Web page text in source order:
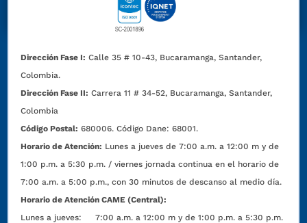
Dirección Fase I: Calle 35 # 10-43, Bucaramanga, Santander,
Colombia.
Dirección Fase II: Carrera 11 # 34-52, Bucaramanga, Santander,
Colombia
Código Postal: 680006. Código Dane: 68001.
Horario de Atención: Lunes a jueves de 7:00 a.m. a 12:00 m y de
1:00 p.m. a 5:30 p.m. / viernes jornada continua en el horario de
7:00 a.m. a 5:00 p.m., con 30 minutos de descanso al medio día.
Horario de Atención CAME (Central):
Lunes a jueves: 7:00 a.m. a 12:00 m y de 1:00 p.m. a 5:30 p.m.